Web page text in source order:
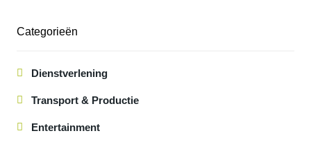
Categorieën
Dienstverlening
Transport & Productie
Entertainment